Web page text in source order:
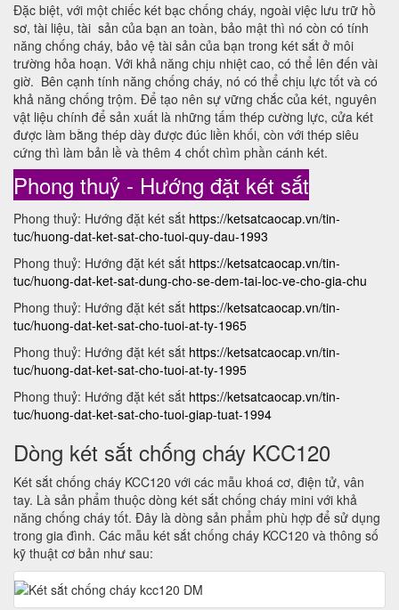
Đặc biệt, với một chiếc két bạc chống cháy, ngoài việc lưu trữ hồ
sơ, tài liệu, tài sản của bạn an toàn, bảo mật thì nó còn có tính
năng chống cháy, bảo vệ tài sản của bạn trong két sắt ở môi
trường hỏa hoạn. Với khả năng chịu nhiệt cao, có thể lên đến vài
giờ. Bên cạnh tính năng chống cháy, nó có thể chịu lực tốt và có
khả năng chống trộm. Để tạo nên sự vững chắc của két, nguyên
vật liệu chính để sản xuất là những tấm thép cường lực, cửa két
được làm bằng thép dày được đúc liền khối, còn với thép siêu
cứng thì làm bản lề và thêm 4 chốt chìm phần cánh két.
Phong thuỷ - Hướng đặt két sắt
Phong thuỷ: Hướng đặt két sắt https://ketsatcaocap.vn/tin-
tuc/huong-dat-ket-sat-cho-tuoi-quy-dau-1993
Phong thuỷ: Hướng đặt két sắt https://ketsatcaocap.vn/tin-
tuc/huong-dat-ket-sat-dung-cho-se-dem-tai-loc-ve-cho-gia-chu
Phong thuỷ: Hướng đặt két sắt https://ketsatcaocap.vn/tin-
tuc/huong-dat-ket-sat-cho-tuoi-at-ty-1965
Phong thuỷ: Hướng đặt két sắt https://ketsatcaocap.vn/tin-
tuc/huong-dat-ket-sat-cho-tuoi-at-ty-1995
Phong thuỷ: Hướng đặt két sắt https://ketsatcaocap.vn/tin-
tuc/huong-dat-ket-sat-cho-tuoi-giap-tuat-1994
Dòng két sắt chống cháy KCC120
Két sắt chống cháy KCC120 với các mẫu khoá cơ, điện tử, vân
tay. Là sản phẩm thuộc dòng két sắt chống cháy mini với khả
năng chống cháy tốt. Đây là dòng sản phẩm phù hợp để sử dụng
trong gia đình. Các mẫu két sắt chống cháy KCC120 và thông số
kỹ thuật cơ bản như sau: